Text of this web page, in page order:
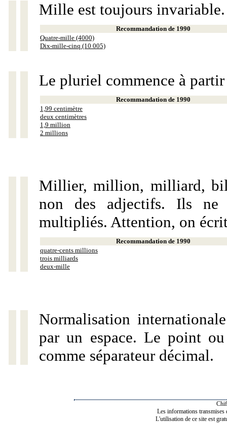
Mille est toujours invariable.
Recommandation de 1990
Quatre-mille (4000)
Dix-mille-cinq (10 005)
Le pluriel commence à
Recommandation de 1990
1,99 centimètre
deux centimètres
1,9 million
2 millions
Millier, million, milliard,
non des adjectifs. Ils ne
multipliés. Attention, on
Recommandation de 1990
quatre-cents millions
trois milliards
deux-mille
Normalisation
par un espace. Le point
comme séparateur décimal.
Les informations transmises
L'utilisation de ce site est